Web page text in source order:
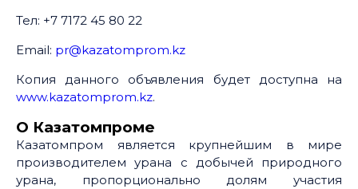
Тел: +7 7172 45 80 22
Email: pr@kazatomprom.kz
Копия данного объявления будет доступна на
www.kazatomprom.kz.
О Казатомпроме
Казатомпром является крупнейшим в мире
производителем урана с добычей природного
урана, пропорционально долям участия